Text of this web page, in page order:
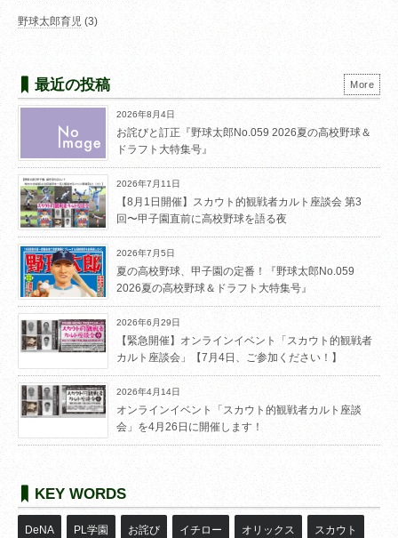
野球太郎育児 (3)
最近の投稿
2026年8月4日
お詫びと訂正『野球太郎No.059 2026夏の高校野球＆
ドラフト大特集号』
2026年7月11日
【8月1日開催】スカウト的観戦者カルト座談会 第3
回〜甲子園直前に高校野球を語る夜
2026年7月5日
夏の高校野球、甲子園の定番！『野球太郎No.059
2026夏の高校野球＆ドラフト大特集号』
2026年6月29日
【緊急開催】オンラインイベント「スカウト的観戦者
カルト座談会」【7月4日、ご参加ください！】
2026年4月14日
オンラインイベント「スカウト的観戦者カルト座談
会」を4月26日に開催します！
More
KEY WORDS
DeNA PL学園 お詫び イチロー オリックス スカウト